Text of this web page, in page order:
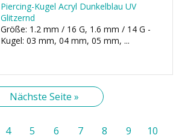
Piercing-Kugel Acryl Dunkelblau UV
Glitzernd
Größe: 1.2 mm / 16 G, 1.6 mm / 14 G -
Kugel: 03 mm, 04 mm, 05 mm, ...
Nächste Seite »
4 5 6 7 8 9
10